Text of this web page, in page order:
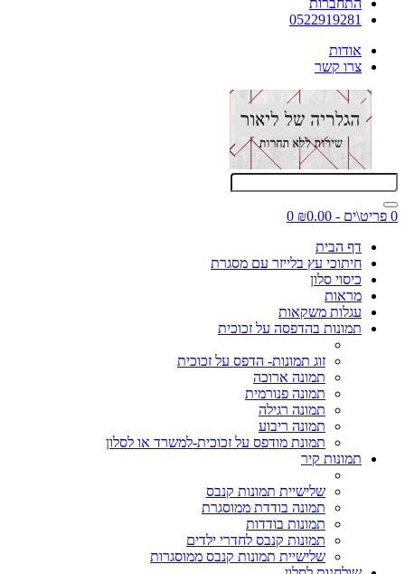
0522919281
אודות
צרו קשר
0 פריט\ים - ₪0.00
0
דף הבית
חיתוכי עץ בלייזר עם מסגרת
כיסוי סלון
מראות
עגלות משקאות
תמונות בהדפסה על זכוכית
זוג תמונות- הדפס על זכוכית
תמונה ארוכה
תמונה פנורמית
תמונה רגילה
תמונה ריבוע
תמונת מודפס על זכוכית-למשרד או לסלון
תמונות קיר
שלישיית תמונות קנבס
תמונה בודדת ממוסגרת
תמונות בודדות
תמונות קנבס לחדרי ילדים
שלישיית תמונות קנבס ממוסגרות